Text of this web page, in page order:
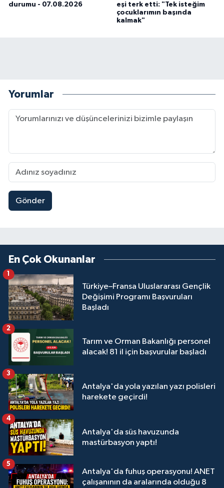
durumu - 07.08.2026
eşi terk etti: "Tek isteğim
çocuklarımın başında
kalmak"
Yorumlar
Gönder
En Çok Okunanlar
Türkiye–Fransa Uluslararası Gençlik
Değişimi Programı Başvuruları
Başladı
1
Tarım ve Orman Bakanlığı personel
alacak! 81 il için başvurular başladı
2
Antalya'da yola yazılan yazı polisleri
harekete geçirdi!
3
Antalya'da süs havuzunda
mastürbasyon yaptı!
4
Antalya'da fuhuş operasyonu! ANET
çalışanının da aralarında olduğu 8
5